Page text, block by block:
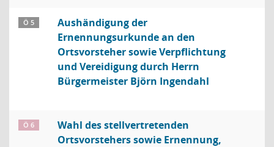
Ö 5
Aushändigung der
Ernennungsurkunde an den
Ortsvorsteher sowie Verpflichtung
und Vereidigung durch Herrn
Bürgermeister Björn Ingendahl
Ö 6
Wahl des stellvertretenden
Ortsvorstehers sowie Ernennung,